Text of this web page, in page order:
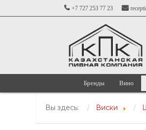
+7 727 253 77 23
Бренды Вино
Вы здесь: Виски